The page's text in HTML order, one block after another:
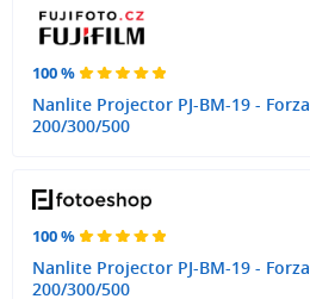
100 %
Nanlite Projector PJ-BM-19 - Forza
200/300/500
100 %
Nanlite Projector PJ-BM-19 - Forza
200/300/500